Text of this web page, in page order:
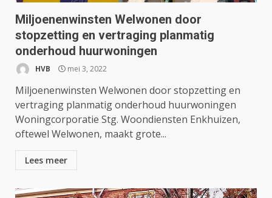
Miljoenenwinsten Welwonen door
stopzetting en vertraging planmatig
onderhoud huurwoningen
HVB mei 3, 2022
Miljoenenwinsten Welwonen door stopzetting en
vertraging planmatig onderhoud huurwoningen
Woningcorporatie Stg. Woondiensten Enkhuizen,
oftewel Welwonen, maakt grote...
Lees meer